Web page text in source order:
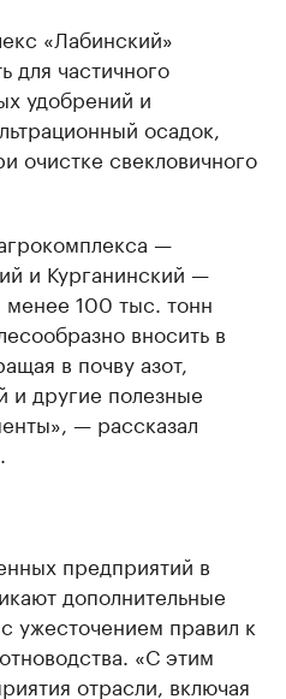
«Лабинский»
для частичного
удобрений и
осадок,
очистке свекловичного
—
и Курганинский —
менее 100 тыс. тонн
вносить в
в почву азот,
и другие полезные
— рассказал
предприятий в
дополнительные
ужесточением правил к
«С этим
отрасли, включая